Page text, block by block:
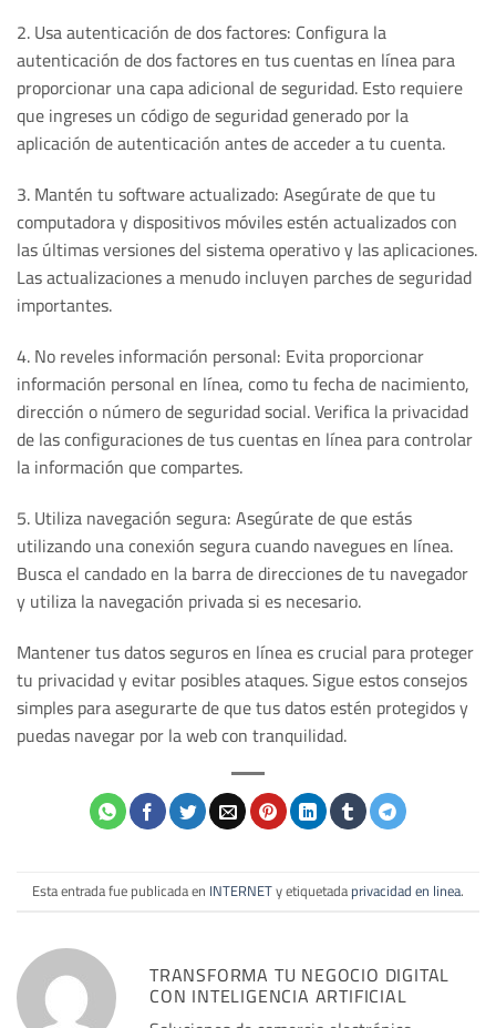
2. Usa autenticación de dos factores: Configura la
autenticación de dos factores en tus cuentas en línea para
proporcionar una capa adicional de seguridad. Esto requiere
que ingreses un código de seguridad generado por la
aplicación de autenticación antes de acceder a tu cuenta.
3. Mantén tu software actualizado: Asegúrate de que tu
computadora y dispositivos móviles estén actualizados con
las últimas versiones del sistema operativo y las aplicaciones.
Las actualizaciones a menudo incluyen parches de seguridad
importantes.
4. No reveles información personal: Evita proporcionar
información personal en línea, como tu fecha de nacimiento,
dirección o número de seguridad social. Verifica la privacidad
de las configuraciones de tus cuentas en línea para controlar
la información que compartes.
5. Utiliza navegación segura: Asegúrate de que estás
utilizando una conexión segura cuando navegues en línea.
Busca el candado en la barra de direcciones de tu navegador
y utiliza la navegación privada si es necesario.
Mantener tus datos seguros en línea es crucial para proteger
tu privacidad y evitar posibles ataques. Sigue estos consejos
simples para asegurarte de que tus datos estén protegidos y
puedas navegar por la web con tranquilidad.
Esta entrada fue publicada en INTERNETy etiquetadaprivacidad en linea.
TRANSFORMA TU NEGOCIO DIGITAL
CON INTELIGENCIA ARTIFICIAL